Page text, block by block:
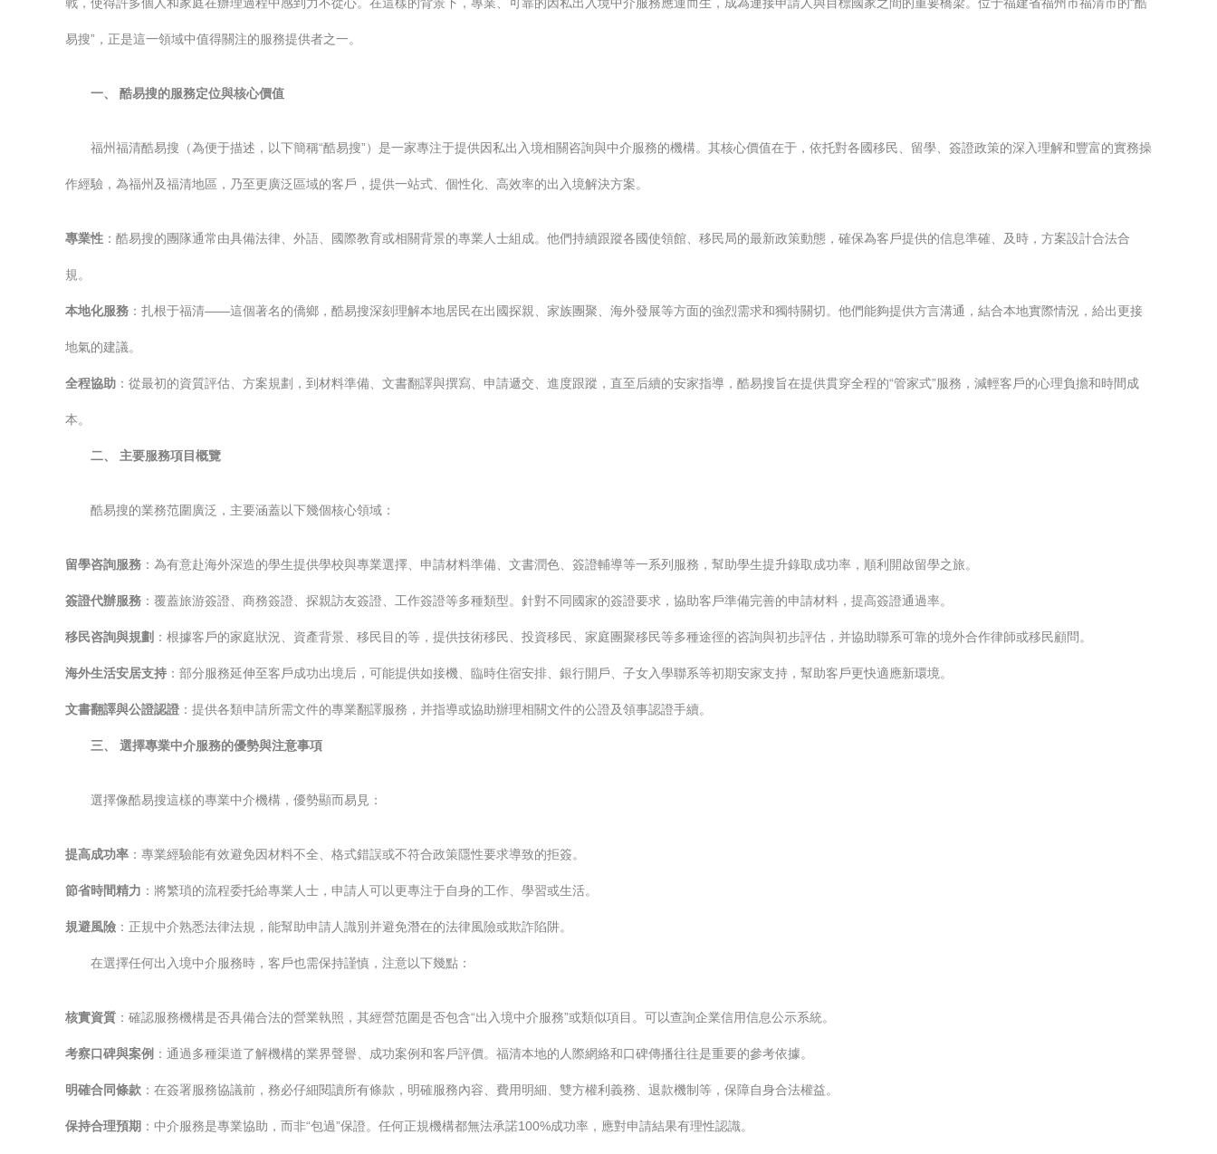
易搜”，正是這一領域中值得關注的服務提供者之一。
一、 酷易搜的服務定位與核心價值
福州福清酷易搜（為便于描述，以下簡稱“酷易搜”）是一家專注于提供因私出入境相關咨詢與中介服務的機構。其核心價值在于，依托對各國移民、留學、簽證政策的深入理解和豐富的實務操
作經驗，為福州及福清地區，乃至更廣泛區域的客戶，提供一站式、個性化、高效率的出入境解決方案。
專業性 ：酷易搜的團隊通常由具備法律、外語、國際教育或相關背景的專業人士組成。他們持續跟蹤各國使領館、移民局的最新政策動態，確保為客戶提供的信息準確、及時，方案設計合法合
規。
本地化服務 ：扎根于福清——這個著名的僑鄉，酷易搜深刻理解本地居民在出國探親、家族團聚、海外發展等方面的強烈需求和獨特關切。他們能夠提供方言溝通，結合本地實際情況，給出更接
地氣的建議。
全程協助 ：從最初的資質評估、方案規劃，到材料準備、文書翻譯與撰寫、申請遞交、進度跟蹤，直至后續的安家指導，酷易搜旨在提供貫穿全程的“管家式”服務，減輕客戶的心理負擔和時間成
本。
二、 主要服務項目概覽
酷易搜的業務范圍廣泛，主要涵蓋以下幾個核心領域：
留學咨詢服務 ：為有意赴海外深造的學生提供學校與專業選擇、申請材料準備、文書潤色、簽證輔導等一系列服務，幫助學生提升錄取成功率，順利開啟留學之旅。
簽證代辦服務 ：覆蓋旅游簽證、商務簽證、探親訪友簽證、工作簽證等多種類型。針對不同國家的簽證要求，協助客戶準備完善的申請材料，提高簽證通過率。
移民咨詢與規劃 ：根據客戶的家庭狀況、資產背景、移民目的等，提供技術移民、投資移民、家庭團聚移民等多種途徑的咨詢與初步評估，并協助聯系可靠的境外合作律師或移民顧問。
海外生活安居支持 ：部分服務延伸至客戶成功出境后，可能提供如接機、臨時住宿安排、銀行開戶、子女入學聯系等初期安家支持，幫助客戶更快適應新環境。
文書翻譯與公證認證 ：提供各類申請所需文件的專業翻譯服務，并指導或協助辦理相關文件的公證及領事認證手續。
三、 選擇專業中介服務的優勢與注意事項
選擇像酷易搜這樣的專業中介機構，優勢顯而易見：
提高成功率 ：專業經驗能有效避免因材料不全、格式錯誤或不符合政策隱性要求導致的拒簽。
節省時間精力 ：將繁瑣的流程委托給專業人士，申請人可以更專注于自身的工作、學習或生活。
規避風險 ：正規中介熟悉法律法規，能幫助申請人識別并避免潛在的法律風險或欺詐陷阱。
在選擇任何出入境中介服務時，客戶也需保持謹慎，注意以下幾點：
核實資質 ：確認服務機構是否具備合法的營業執照，其經營范圍是否包含“出入境中介服務”或類似項目。可以查詢企業信用信息公示系統。
考察口碑與案例 ：通過多種渠道了解機構的業界聲譽、成功案例和客戶評價。福清本地的人際網絡和口碑傳播往往是重要的參考依據。
明確合同條款 ：在簽署服務協議前，務必仔細閱讀所有條款，明確服務內容、費用明細、雙方權利義務、退款機制等，保障自身合法權益。
保持合理預期 ：中介服務是專業協助，而非“包過”保證。任何正規機構都無法承諾100%成功率，應對申請結果有理性認識。